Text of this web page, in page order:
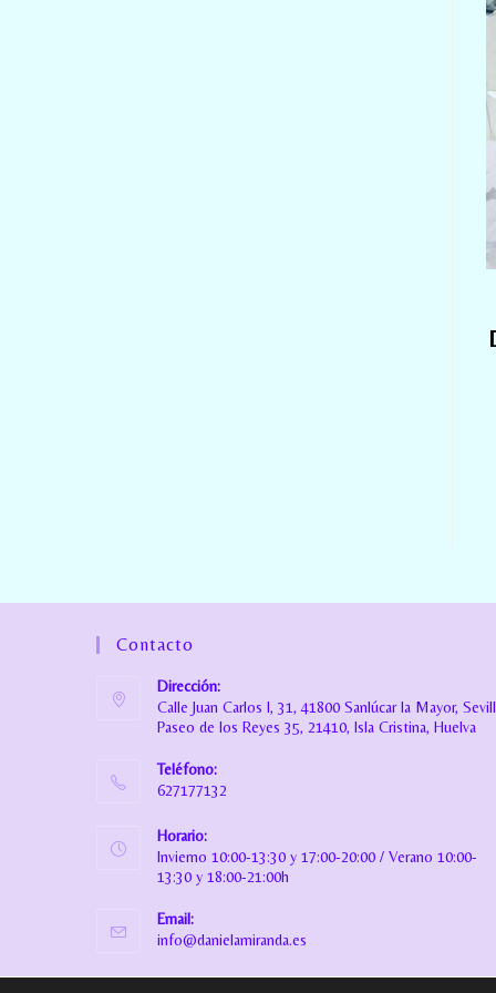
Contacto
Dirección:
Calle Juan Carlos I, 31, 41800 Sanlúcar la Mayor,
Paseo de los Reyes 35, 21410, Isla Cristina, Huelva
Teléfono:
627177132
Horario:
Invierno 10:00-13:30 y 17:00-20:00 / Verano 10:00-
13:30 y 18:00-21:00h
Email:
info@danielamiranda.es